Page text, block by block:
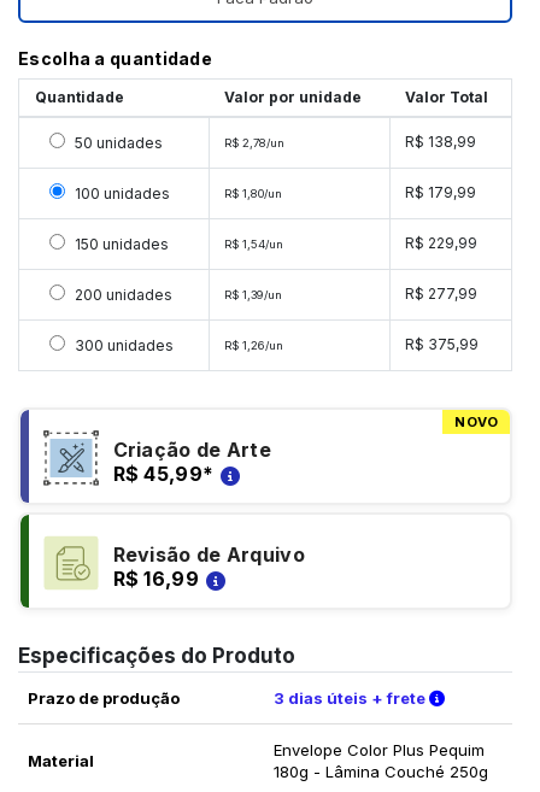
Escolha a quantidade
Quantidade Valor por unidade Valor Total
Selecionar 50 unidades
50 unidades R$ 2,78/un R$ 138,99
Selecionar 100 unidades
100 unidades R$ 1,80/un R$ 179,99
Selecionar 150 unidades
150 unidades R$ 1,54/un R$ 229,99
Selecionar 200 unidades
200 unidades R$ 1,39/un R$ 277,99
Selecionar 300 unidades
300 unidades R$ 1,26/un R$ 375,99
NOVO
Criação de Arte
R$ 45,99*
Revisão de Arquivo
R$ 16,99
Especificações do Produto
Prazo de produção 3 dias úteis + frete Verifique
Material
Envelope Color Plus Pequim
180g - Lâmina Couché 250g